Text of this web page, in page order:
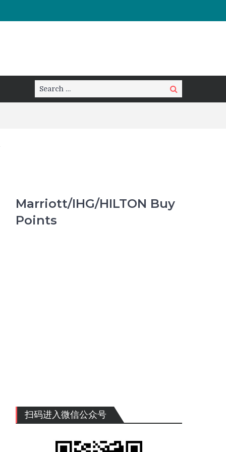
Search
for:
Search
Marriott/IHG/HILTON Buy
Points
扫码进入微信公众号